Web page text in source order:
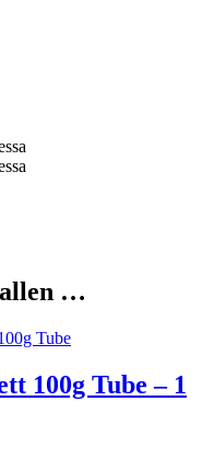
…
100g Tube – 1